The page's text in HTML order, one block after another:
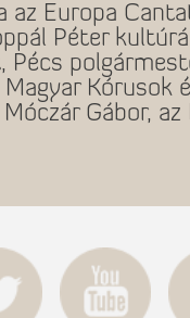
az Europa
Péter
Pécs
Kórusok
Gábor, az